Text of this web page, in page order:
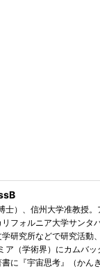
士）、信州大学准教授
フォルニア大学サンタ
研究所などで研究活動
ア（学術界）にカムバ
に『宇宙思考』（かん